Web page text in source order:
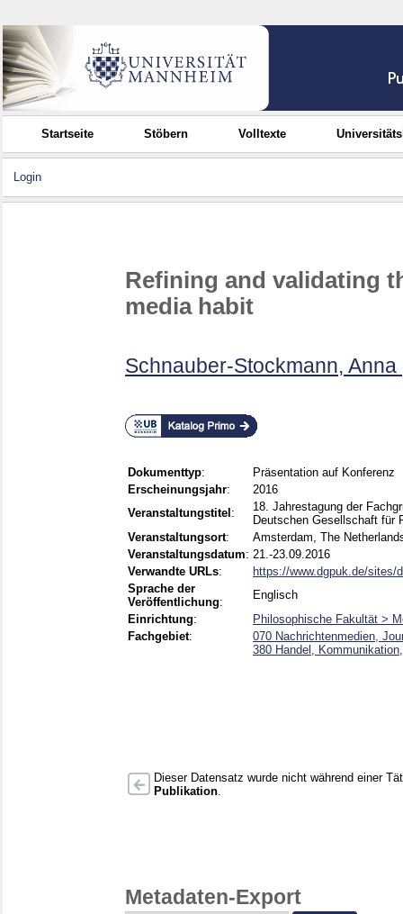
Startseite Stöbern Volltexte
Login
Refining and validating
media habit
Schnauber-Stockmann, Anna
Dokumenttyp:
Präsentation auf Konferenz
Erscheinungsjahr:
2016
Veranstaltungstitel :
18. Jahrestagung der
Deutschen Gesellschaft für
Veranstaltungsort:
Amsterdam, The
Veranstaltungsdatum: 21.-23.09.2016
Verwandte URLs:
https://www.dgpuk.de/sites/
Sprache der
Veröffentlichung:
Englisch
Einrichtung:
Philosophische Fakultät >
Fachgebiet:
070 Nachrichtenmedien,
380 Handel,
Dieser Datensatz wurde nicht während einer
Publikation
Metadaten-Export